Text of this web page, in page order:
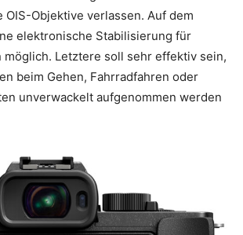
OIS-Objektive verlassen. Auf dem
elektronische Stabilisierung für
möglich. Letztere soll sehr effektiv sein,
beim Gehen, Fahrradfahren oder
unverwackelt aufgenommen werden